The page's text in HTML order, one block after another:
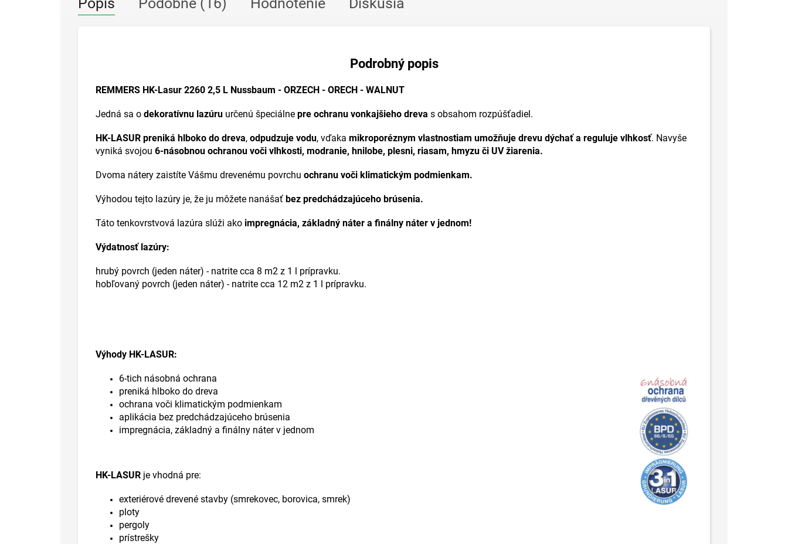
Podrobný popis
REMMERS HK-Lasur 2260 2,5 L Nussbaum - ORZECH - ORECH - WALNUT
Jedná sa o dekoratívnu lazúru určenú špeciálne pre ochranu vonkajšieho dreva s obsahom rozpúšťadiel.
HK-LASUR preniká hlboko do dreva, odpudzuje vodu, vďaka mikroporéznym vlastnostiam umožňuje drevu dýchať a reguluje vlhkosť. Navyše
vyniká svojou 6-násobnou ochranou voči vlhkosti, modranie, hnilobe, plesni, riasam, hmyzu či UV žiarenia.
Dvoma nátery zaistíte Vášmu drevenému povrchu ochranu voči klimatickým podmienkam.
Výhodou tejto lazúry je, že ju môžete nanášať bez predchádzajúceho brúsenia.
Táto tenkovrstvová lazúra slúži ako impregnácia, základný náter a finálny náter v jednom!
Výdatnosť lazúry:
hrubý povrch (jeden náter) - natrite cca 8 m2 z 1 l prípravku.
hobľovaný povrch (jeden náter) - natrite cca 12 m2 z 1 l prípravku.
Výhody HK-LASUR:
6-tich násobná ochrana
preniká hlboko do dreva
ochrana voči klimatickým podmienkam
aplikácia bez predchádzajúceho brúsenia
impregnácia, základný a finálny náter v jednom
HK-LASUR je vhodná pre:
exteriérové drevené stavby (smrekovec, borovica, smrek)
ploty
pergoly
prístrešky